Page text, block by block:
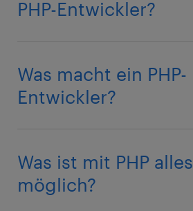
PHP-Entwickler?
Was macht ein PHP-
Entwickler?
Was ist mit PHP alles
möglich?